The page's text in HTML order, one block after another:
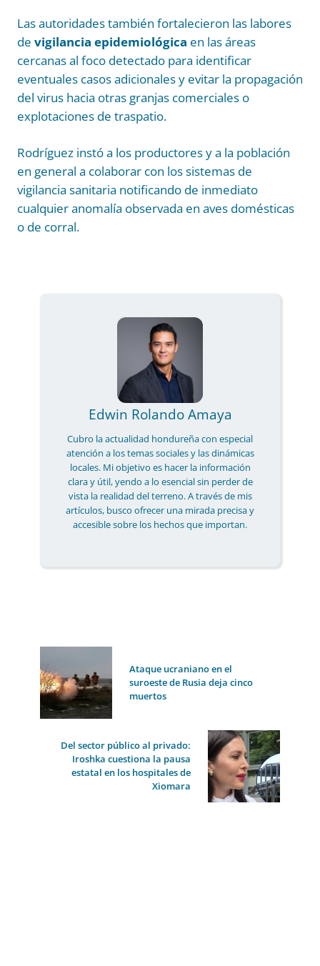
Las autoridades también fortalecieron las labores
de vigilancia epidemiológica en las áreas
cercanas al foco detectado para identificar
eventuales casos adicionales y evitar la propagación
del virus hacia otras granjas comerciales o
explotaciones de traspatio.
Rodríguez instó a los productores y a la población
en general a colaborar con los sistemas de
vigilancia sanitaria notificando de inmediato
cualquier anomalía observada en aves domésticas
o de corral.
Edwin Rolando Amaya
Cubro la actualidad hondureña con especial
atención a los temas sociales y las dinámicas
locales. Mi objetivo es hacer la información
clara y útil, yendo a lo esencial sin perder de
vista la realidad del terreno. A través de mis
artículos, busco ofrecer una mirada precisa y
accesible sobre los hechos que importan.
Ataque ucraniano en el
suroeste de Rusia deja cinco
muertos
Del sector público al privado:
Iroshka cuestiona la pausa
estatal en los hospitales de
Xiomara